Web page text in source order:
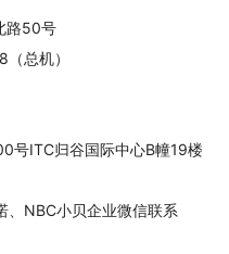
路50号
总机）
号ITC归谷国际中心B幢19楼
、NBC小贝企业微信联系